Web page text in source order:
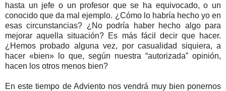
hasta un jefe o un profesor que se ha equivocado, o un
conocido que da mal ejemplo. ¿Cómo lo habría hecho yo en
esas circunstancias? ¿No podría haber hecho algo para
mejorar aquella situación? Es más fácil decir que hacer.
¿Hemos probado alguna vez, por casualidad siquiera, a
hacer «bien» lo que, según nuestra “autorizada” opinión,
hacen los otros menos bien?
En este tiempo de Adviento nos vendrá muy bien ponernos